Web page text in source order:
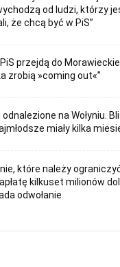
od ludzi, którzy
że chcą być w PiS”
przejdą do
zrobią »coming out«”
na Wołyniu.
miały kilka
które należy
kilkuset milionów
odwołanie